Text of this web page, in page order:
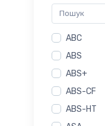
ABC
ABS
ABS+
ABS-CF
ABS-HT